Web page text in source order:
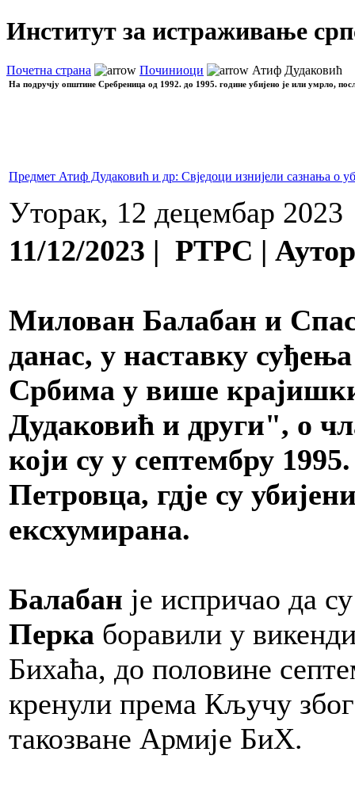
Институт за истраживање
Почетна страна Починиоци Атиф Дудаковић
На подручју општине Сребреница од 1992. до 1995. године убијено је или умрло,
Предмет Атиф Дудаковић и др: Свједоци изнијели сазнања о
Уторак, 12 децембар 2023
11/12/2023 | РТРС |
Милован Балабан и
данас, у наставку
Србима у више
Дудаковић и други", о
који су у септембру
Петровца, гдје су
ексхумирана.
Балабан је испричао да
Перка боравили у
Бихаћа, до половине
кренули према Кључу
такозване Армије БиХ.